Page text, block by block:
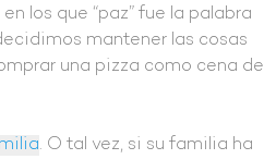
los que “paz” fue la palabra
mantener las cosas
una pizza como cena de
. O tal vez, si su familia ha